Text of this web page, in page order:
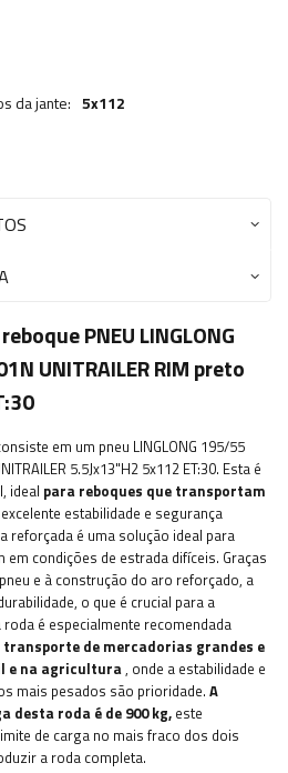
da jante: 5x112
PNEU LINGLONG
UNITRAILER RIM preto
em um pneu LINGLONG 195/55
5.5Jx13"H2 5x112 ET:30. Esta é
ideal para reboques que transportam
estabilidade e segurança
reforçada é uma solução ideal para
condições de estrada difíceis. Graças
e à construção do aro reforçado, a
o que é crucial para a
é especialmente recomendada
de mercadorias grandes e
e na agricultura, onde a estabilidade e
mais pesados ​​são prioridade. A
desta roda é de 900 kg, este
de carga no mais fraco dos dois
a roda completa.